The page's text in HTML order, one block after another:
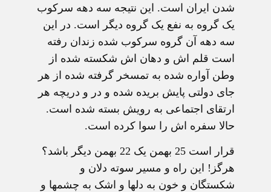
شدن ایران است. این نتیجه سه دهه سرکوب
یک گروه به نفع یک گروه دیگر است. در این
سه دهه آن گروه سرکوب شده زندان رفته
است قلم اش و دهان اش شکسته شده از
وطن آواره شده به تمسخر گرفته شده از هر
جای دولتی پایش بریده شده و در و دریچه هر
ارتقای اجتماعی به رویش بسته شده است.
حالا سفره اش را سوا کرده است.
قرار است 25 بهمن یک 22 بهمن دیگر باشد؟
هرگز! این راه و مسیر سوته دلان و
شکستگان و خون به دلها و اشک به چشمها و